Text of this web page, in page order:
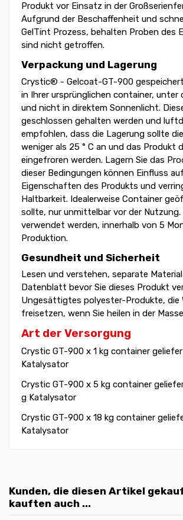
Produkt vor Einsatz in der
Aufgrund der Beschaffenheit und
GelTint Prozess, behalten Proben des
sind nicht getroffen.
Verpackung und Lagerung
Crystic® - Gelcoat-GT-900
in Ihrer ursprünglichen container, unter
und nicht in direktem Sonnenlicht.
geschlossen gehalten werden und
empfohlen, dass die Lagerung sollte
weniger als 25 ° C an und das Produkt
eingefroren werden. Lagern Sie das
dieser Bedingungen können Einfluss
Eigenschaften des Produkts und
Haltbarkeit. Idealerweise Container
sollte, nur unmittelbar vor der Nutzung.
verwendet werden, innerhalb von 5
Produktion.
Gesundheit und Sicherheit
Lesen und verstehen, separate
Datenblatt bevor Sie dieses Produkt
Ungesättigtes polyester-Produkte, die
freisetzen, wenn Sie heilen in der
Art der Versorgung
Crystic GT-900 x 1 kg container
Katalysator
Crystic GT-900 x 5 kg container
g Katalysator
Crystic GT-900 x 18 kg container
Katalysator
Kunden, die diesen Artikel
kauften auch ...